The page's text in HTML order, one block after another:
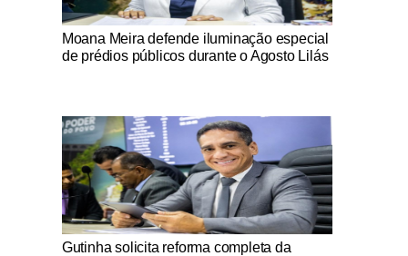
Notícias Católicas
Moana Meira defende iluminação especial
de prédios públicos durante o Agosto Lilás
Notícias Católicas
Gutinha solicita reforma completa da